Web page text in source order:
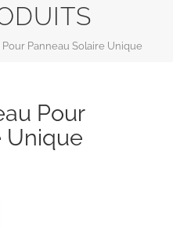
Panneau Solaire Unique
Pour
Unique